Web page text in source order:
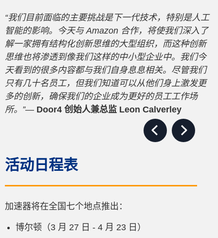
“我们目前面临的主要挑战是下一代技术，特别是人工
智能的影响。今天与 Amazon 合作，将使我们深入了
解一家拥有结构化创新思维的大型组织，而这种创新
思维也将渗透到像我们这样的中小型企业中。我们今
天看到的很多内容都与我们自身息息相关。尽管我们
只有几十名员工，但我们知道可以从他们身上激发更
多的创新，确保我们的企业成为更好的员工工作场
所。”— Door4 创始人兼总监 Leon Calverley
Previous SlideNext Slide
活动日程表
加速器将在全国七个地点推出：
博尔顿（3 月 27 日 - 4 月 23 日）